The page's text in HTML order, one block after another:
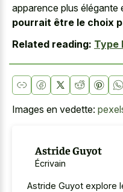
apparence plus élégante
pourrait être le choix
Related reading: Type
Images en vedette:
Astride Guyot
Écrivain
Astride Guyot explore